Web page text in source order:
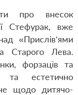
про внесок
Стефурак, вже
«Прислів’ями
Старого Лева.
форзаців та
та естетично
щодо дитячо-